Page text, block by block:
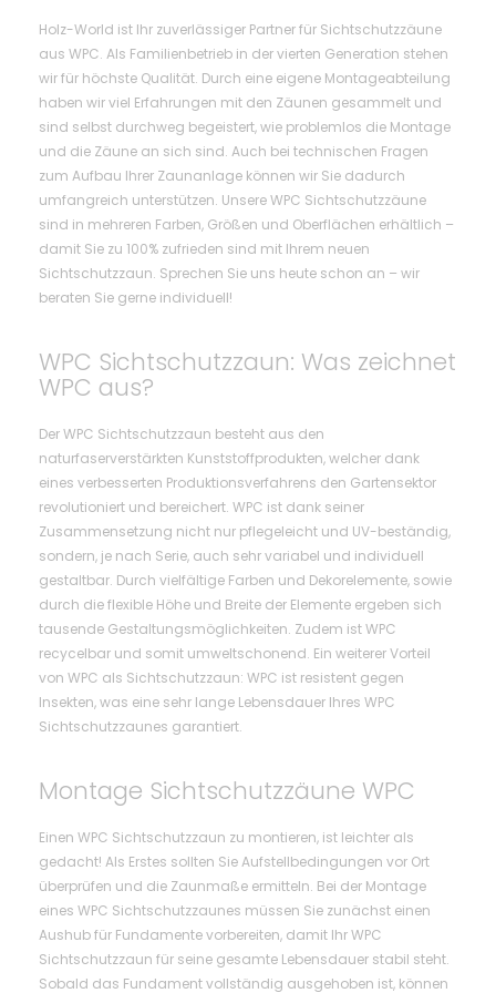
Holz-World ist Ihr zuverlässiger Partner für Sichtschutzzäune
aus WPC. Als Familienbetrieb in der vierten Generation stehen
wir für höchste Qualität. Durch eine eigene Montageabteilung
haben wir viel Erfahrungen mit den Zäunen gesammelt und
sind selbst durchweg begeistert, wie problemlos die Montage
und die Zäune an sich sind. Auch bei technischen Fragen
zum Aufbau Ihrer Zaunanlage können wir Sie dadurch
umfangreich unterstützen. Unsere WPC Sichtschutzzäune
sind in mehreren Farben, Größen und Oberflächen erhältlich –
damit Sie zu 100% zufrieden sind mit Ihrem neuen
Sichtschutzzaun. Sprechen Sie uns heute schon an – wir
beraten Sie gerne individuell!
WPC Sichtschutzzaun: Was zeichnet
WPC aus?
Der WPC Sichtschutzzaun besteht aus den
naturfaserverstärkten Kunststoffprodukten, welcher dank
eines verbesserten Produktionsverfahrens den Gartensektor
revolutioniert und bereichert. WPC ist dank seiner
Zusammensetzung nicht nur pflegeleicht und UV-beständig,
sondern, je nach Serie, auch sehr variabel und individuell
gestaltbar. Durch vielfältige Farben und Dekorelemente, sowie
durch die flexible Höhe und Breite der Elemente ergeben sich
tausende Gestaltungsmöglichkeiten. Zudem ist WPC
recycelbar und somit umweltschonend. Ein weiterer Vorteil
von WPC als Sichtschutzzaun: WPC ist resistent gegen
Insekten, was eine sehr lange Lebensdauer Ihres WPC
Sichtschutzzaunes garantiert.
Montage Sichtschutzzäune WPC
Einen WPC Sichtschutzzaun zu montieren, ist leichter als
gedacht! Als Erstes sollten Sie Aufstellbedingungen vor Ort
überprüfen und die Zaunmaße ermitteln. Bei der Montage
eines WPC Sichtschutzzaunes müssen Sie zunächst einen
Aushub für Fundamente vorbereiten, damit Ihr WPC
Sichtschutzzaun für seine gesamte Lebensdauer stabil steht.
Sobald das Fundament vollständig ausgehoben ist, können